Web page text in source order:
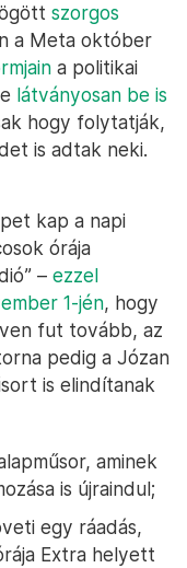
szorgos
a Meta október
a politikai
látványosan be is
hogy folytatják,
is adtak neki.
kap a napi
órája
– ezzel
1-jén, hogy
fut tovább, az
pedig a Józan
is elindítanak
aminek
is újraindul;
egy ráadás,
Extra helyett